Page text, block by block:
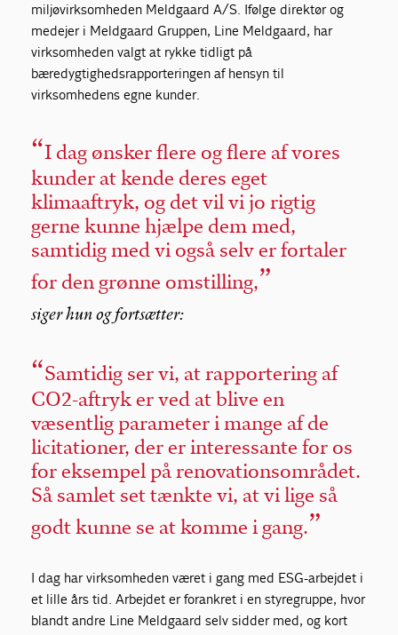
miljøvirksomheden Meldgaard A/S. Ifølge direktør og
medejer i Meldgaard Gruppen, Line Meldgaard, har
virksomheden valgt at rykke tidligt på
bæredygtighedsrapporteringen af hensyn til
virksomhedens egne kunder.
I dag ønsker flere og flere af vores
kunder at kende deres eget
klimaaftryk, og det vil vi jo rigtig
gerne kunne hjælpe dem med,
samtidig med vi også selv er fortaler
for den grønne omstilling,
siger hun og fortsætter:
Samtidig ser vi, at rapportering af
CO2-aftryk er ved at blive en
væsentlig parameter i mange af de
licitationer, der er interessante for os
for eksempel på renovationsområdet.
Så samlet set tænkte vi, at vi lige så
godt kunne se at komme i gang.
I dag har virksomheden været i gang med ESG-arbejdet i
et lille års tid. Arbejdet er forankret i en styregruppe, hvor
blandt andre Line Meldgaard selv sidder med, og kort